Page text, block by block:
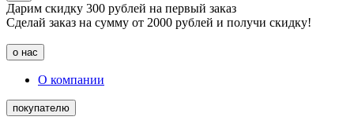
Дарим скидку 300 рублей на первый заказ
Сделай заказ на сумму от 2000 рублей и получи скидку!
о нас
О компании
покупателю